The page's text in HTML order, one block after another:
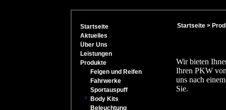
Startseite
Aktuelles
Über Uns
Leistungen
Produkte
Felgen und Reifen
Fahrwerke
Sportauspuff
Body Kits
Beleuchtung
Startseite >
Wir bieten
Ihren PKW
uns nach
Sie.